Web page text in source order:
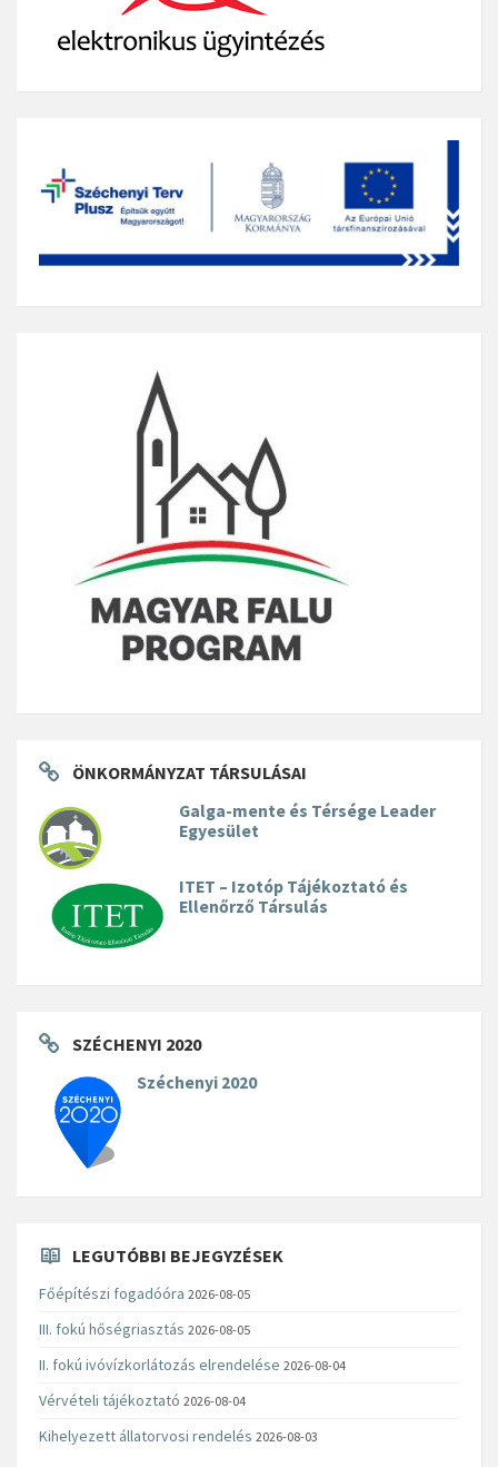
ÖNKORMÁNYZAT TÁRSULÁSAI
Galga-mente és Térsége Leader
Egyesület
ITET – Izotóp Tájékoztató és
Ellenőrző Társulás
SZÉCHENYI 2020
Széchenyi 2020
LEGUTÓBBI BEJEGYZÉSEK
Főépítészi fogadóóra 2026-08-05
III. fokú hőségriasztás 2026-08-05
II. fokú ivóvízkorlátozás elrendelése 2026-08-04
Vérvételi tájékoztató 2026-08-04
Kihelyezett állatorvosi rendelés 2026-08-03